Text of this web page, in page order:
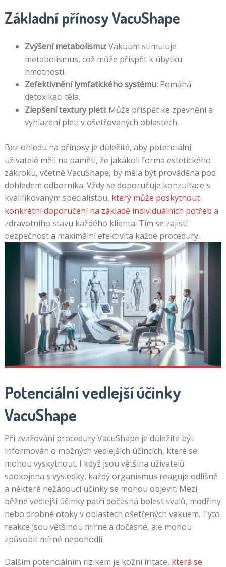
Ale
naladěni,
jedná
se
o
rychle
rostoucí
oblast
pokud
BTT
přidá
NFTs,
tyto
informace
najdete
právě
zde
Virtuální
kasino
uvitaci
bonus
bez
vkladu
Rulety
Systém
Některé
weby
dokonce
mluví
obvinění
trestného
činu,
je
Základní přínosy VacuShape
Zvýšení metabolismu:Vakuum stimuluje
metabolismus, což může přispět k úbytku
hmotnosti.
Zefektivnění lymfatického systému:Pomáhá
detoxikaci těla.
Zlepšení textury pleti:Může přispět ke zpevnění a
vyhlazení pleti v ošetřovaných oblastech.
Bez ohledu na přínosy je důležité, aby potenciální
uživatelé měli na paměti, že jakákoli forma estetického
zákroku, včetně VacuShape, by měla být prováděna pod
dohledem odborníka. Vždy se doporučuje konzultace s
kvalifikovaným specialistou, který může poskytnout
konkrétní doporučení na základě individuálních potřeb a
zdravotního stavu každého klienta. Tím se zajistí
bezpečnost a maximální efektivita každé procedury.
Potenciální vedlejší účinky
VacuShape
Při zvažování procedury VacuShape je důležité být
informován o možných vedlejších účincích, které se
mohou vyskytnout. I když jsou většina uživatelů
spokojena s výsledky, každý organismus reaguje odlišně
a některé nežádoucí účinky se mohou objevit. Mezi
běžné vedlejší účinky patří dočasná bolest svalů, modřiny
nebo drobné otoky v oblastech ošetřených vakuem. Tyto
reakce jsou většinou mírné a dočasné, ale mohou
způsobit mírné nepohodlí.
Dalším potenciálním rizikem je kožní iritace, která se